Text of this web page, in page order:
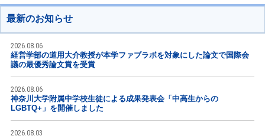
最新のお知らせ
2026.08.06
経営学部の道用大介教授が本学ファブラボを対象にした論文で国際会
議の最優秀論文賞を受賞
2026.08.06
神奈川大学附属中学校生徒による成果発表会「中高生からの
LGBTQ+」を開催しました
2026.08.03